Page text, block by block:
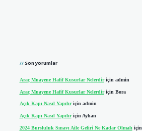
Son yorumlar
Araç Muayene Hafif Kusurlar Nelerdiriçin admin
Araç Muayene Hafif Kusurlar Nelerdiriçin Bora
Açık Kapı Nasıl Yapılıriçin admin
Açık Kapı Nasıl Yapılıriçin Ayhan
2024 Bursluluk Sınavı Aile Geliri Ne Kadar Olmalıiçin